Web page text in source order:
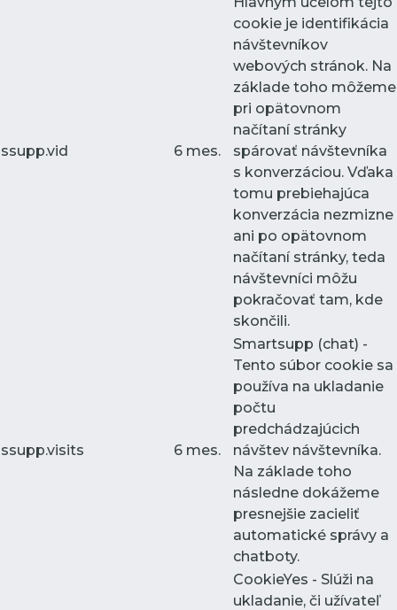
ssupp.vid 6 mes.
cookie je identifikácia
návštevníkov
webových stránok. Na
základe toho môžeme
pri opätovnom
načítaní stránky
spárovať návštevníka
s konverzáciou. Vďaka
tomu prebiehajúca
konverzácia nezmizne
ani po opätovnom
načítaní stránky, teda
návštevníci môžu
pokračovať tam, kde
skončili.
ssupp.visits 6 mes.
Smartsupp (chat) -
Tento súbor cookie sa
používa na ukladanie
počtu
predchádzajúcich
návštev návštevníka.
Na základe toho
následne dokážeme
presnejšie zacieliť
automatické správy a
chatboty.
CookieYes - Slúži na
ukladanie, či užívateľ